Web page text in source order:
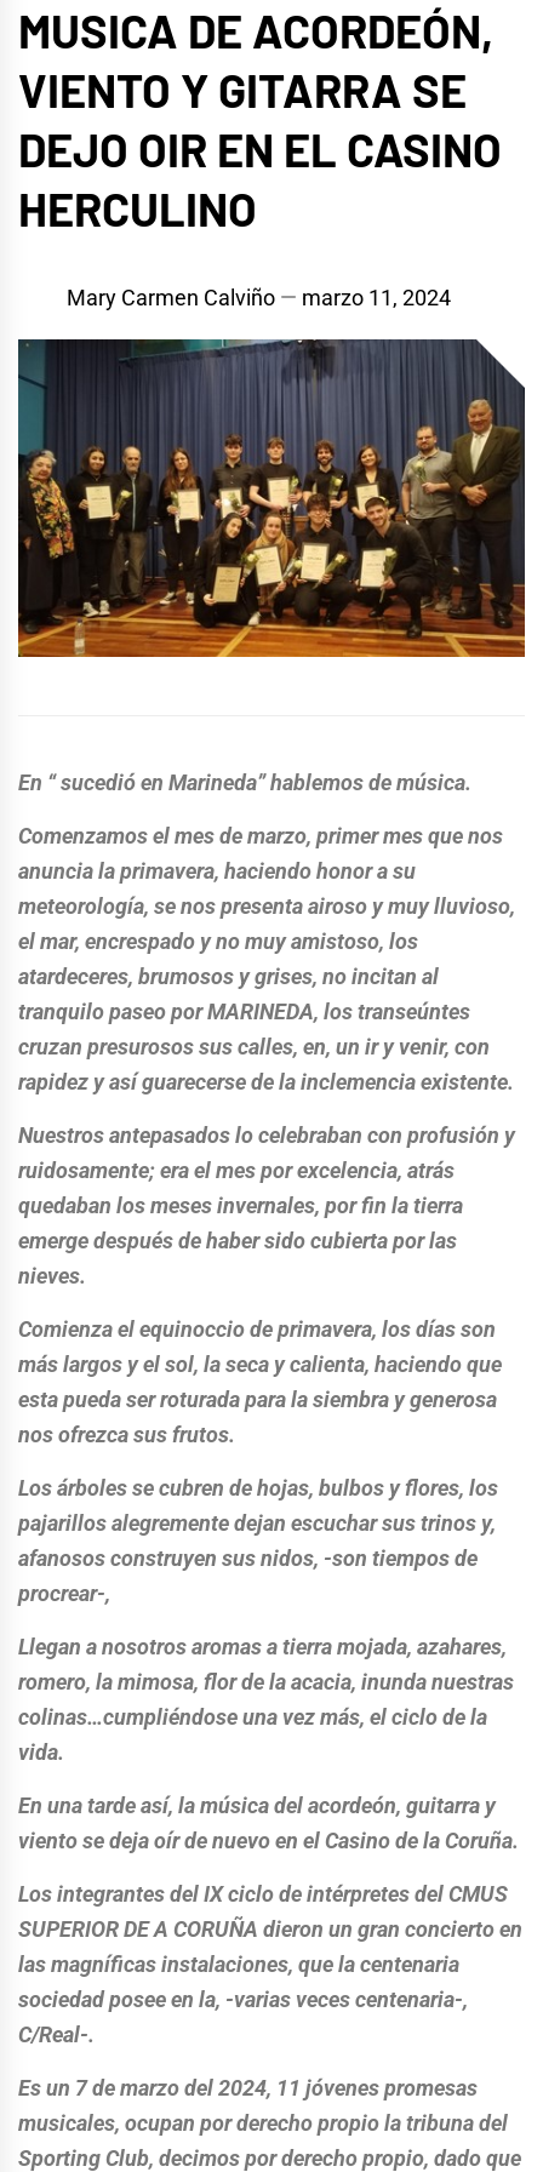
MUSICA DE ACORDEÓN,
VIENTO Y GITARRA SE
DEJO OIR EN EL CASINO
HERCULINO
Mary Carmen Calviño marzo 11, 2024
En “ sucedió en Marineda” hablemos de música.
Comenzamos el mes de marzo, primer mes que nos
anuncia la primavera, haciendo honor a su
meteorología, se nos presenta airoso y muy lluvioso,
el mar, encrespado y no muy amistoso, los
atardeceres, brumosos y grises, no incitan al
tranquilo paseo por MARINEDA, los transeúntes
cruzan presurosos sus calles, en, un ir y venir, con
rapidez y así guarecerse de la inclemencia existente.
Nuestros antepasados lo celebraban con profusión y
ruidosamente; era el mes por excelencia, atrás
quedaban los meses invernales, por fin la tierra
emerge después de haber sido cubierta por las
nieves.
Comienza el equinoccio de primavera, los días son
más largos y el sol, la seca y calienta, haciendo que
esta pueda ser roturada para la siembra y generosa
nos ofrezca sus frutos.
Los árboles se cubren de hojas, bulbos y flores, los
pajarillos alegremente dejan escuchar sus trinos y,
afanosos construyen sus nidos, -son tiempos de
procrear-,
Llegan a nosotros aromas a tierra mojada, azahares,
romero, la mimosa, flor de la acacia, inunda nuestras
colinas…cumpliéndose una vez más, el ciclo de la
vida.
En una tarde así, la música del acordeón, guitarra y
viento se deja oír de nuevo en el Casino de la Coruña.
Los integrantes del IX ciclo de intérpretes del CMUS
SUPERIOR DE A CORUÑA dieron un gran concierto en
las magníficas instalaciones, que la centenaria
sociedad posee en la, -varias veces centenaria-,
C/Real-.
Es un 7 de marzo del 2024, 11 jóvenes promesas
musicales, ocupan por derecho propio la tribuna del
Sporting Club, decimos por derecho propio, dado que